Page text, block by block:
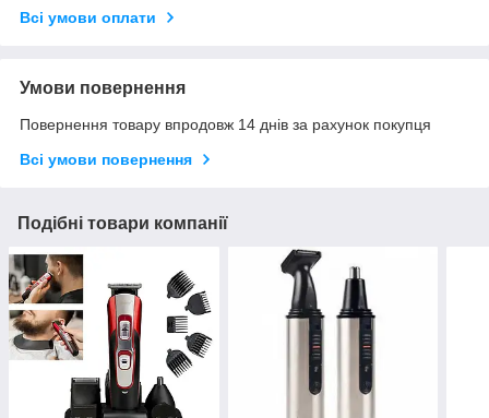
Всі умови оплати
Умови повернення
Повернення товару впродовж 14 днів за рахунок покупця
Всі умови повернення
Подібні товари компанії